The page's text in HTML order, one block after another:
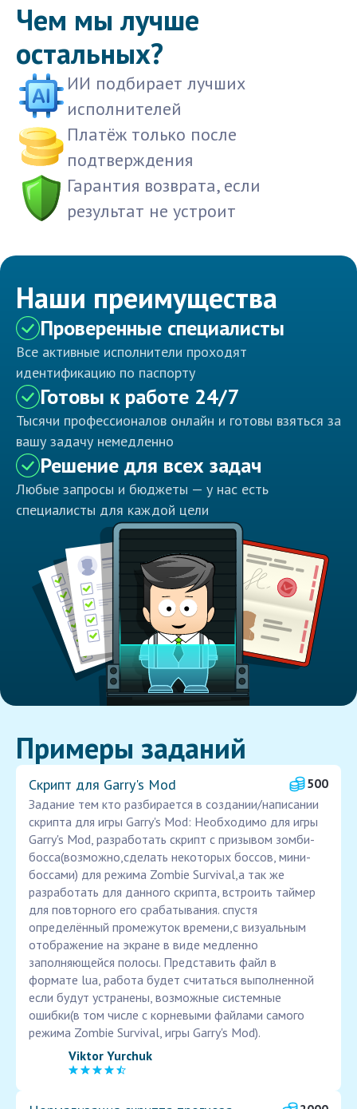
Чем мы лучше
остальных?
ИИ подбирает лучших
исполнителей
Платёж только после
подтверждения
Гарантия возврата, если
результат не устроит
Наши преимущества
Проверенные специалисты
Все активные исполнители проходят
идентификацию по паспорту
Готовы к работе 24/7
Тысячи профессионалов онлайн и готовы взяться за
вашу задачу немедленно
Решение для всех задач
Любые запросы и бюджеты — у нас есть
специалисты для каждой цели
Примеры заданий
Скрипт для Garry's Mod
500
Задание тем кто разбирается в создании/написании
скрипта для игры Garry's Mod: Необходимо для игры
Garry's Mod, разработать скрипт с призывом зомби-
босса(возможно,сделать некоторых боссов, мини-
боссами) для режима Zombie Survival,а так же
разработать для данного скрипта, встроить таймер
для повторного его срабатывания. спустя
определённый промежуток времени,с визуальным
отображение на экране в виде медленно
заполняющейся полосы. Представить файл в
формате lua, работа будет считаться выполненной
если будут устранены, возможные системные
ошибки(в том числе с корневыми файлами самого
режима Zombie Survival, игры Garry's Mod).
Viktor Yurchuk